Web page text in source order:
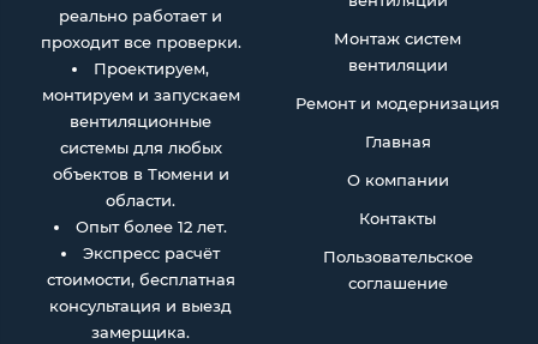
реально работает и
проходит все проверки.
Проектируем,
монтируем и запускаем
вентиляционные
системы для любых
объектов в Тюмени и
области.
Опыт более 12 лет.
Экспресс расчёт
стоимости, бесплатная
консультация и выезд
замерщика.
Монтаж систем
вентиляции
Ремонт и модернизация
Главная
О компании
Контакты
Пользовательское
соглашение